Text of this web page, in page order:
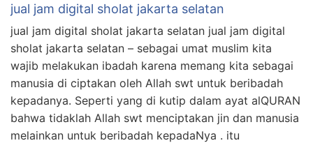
jual jam digital sholat jakarta selatan
jual jam digital sholat jakarta selatan jual jam digital
sholat jakarta selatan – sebagai umat muslim kita
wajib melakukan ibadah karena memang kita sebagai
manusia di ciptakan oleh Allah swt untuk beribadah
kepadanya. Seperti yang di kutip dalam ayat alQURAN
bahwa tidaklah Allah swt menciptakan jin dan manusia
melainkan untuk beribadah kepadaNya . itu